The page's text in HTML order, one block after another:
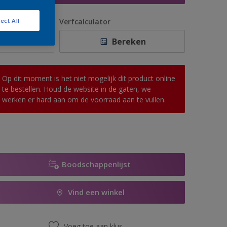
Verfcalculator
Bereken
Op dit moment is het niet mogelijk dit product online
te bestellen. Houd de website in de gaten, we
werken er hard aan om de voorraad aan te vullen.
Boodschappenlijst
Vind een winkel
All